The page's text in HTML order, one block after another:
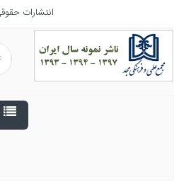
انتشارات